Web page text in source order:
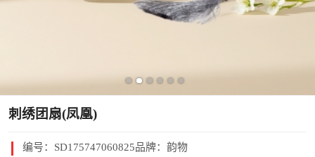
刺绣团扇(凤凰)
编号： SD175747060825品牌：韵物